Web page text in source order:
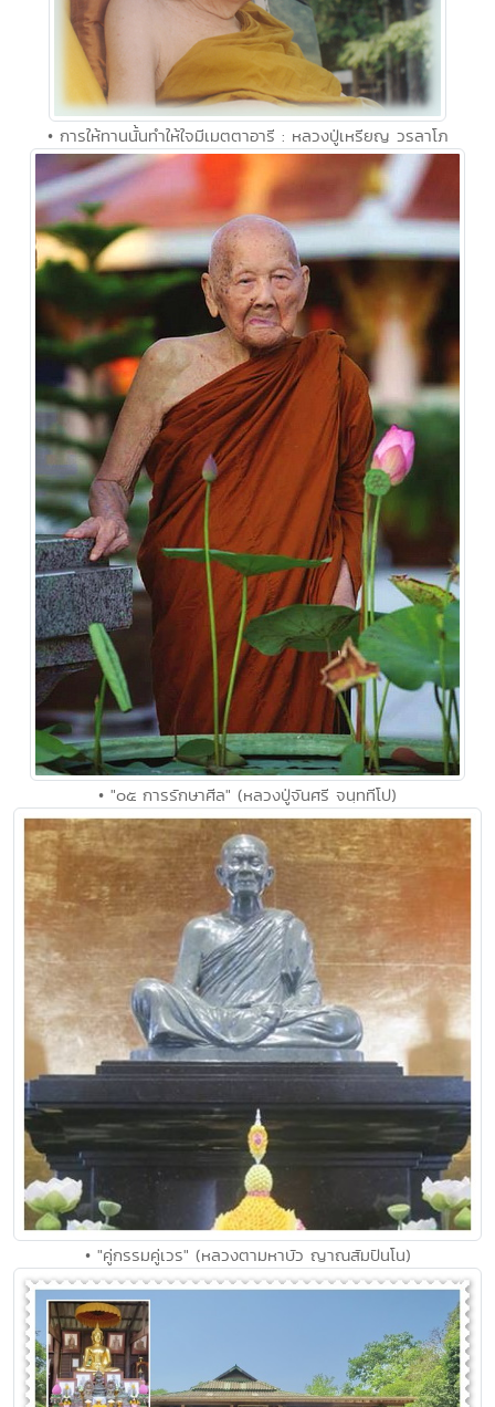
• การให้ทานนั้นทำให้ใจมีเมตตาอารี : หลวงปู่เหรียญ วรลาโภ
• "๐๕ การรักษาศีล" (หลวงปู่จันศรี จนฺททีโป)
• "คู่กรรมคู่เวร" (หลวงตามหาบัว ญาณสัมปันโน)